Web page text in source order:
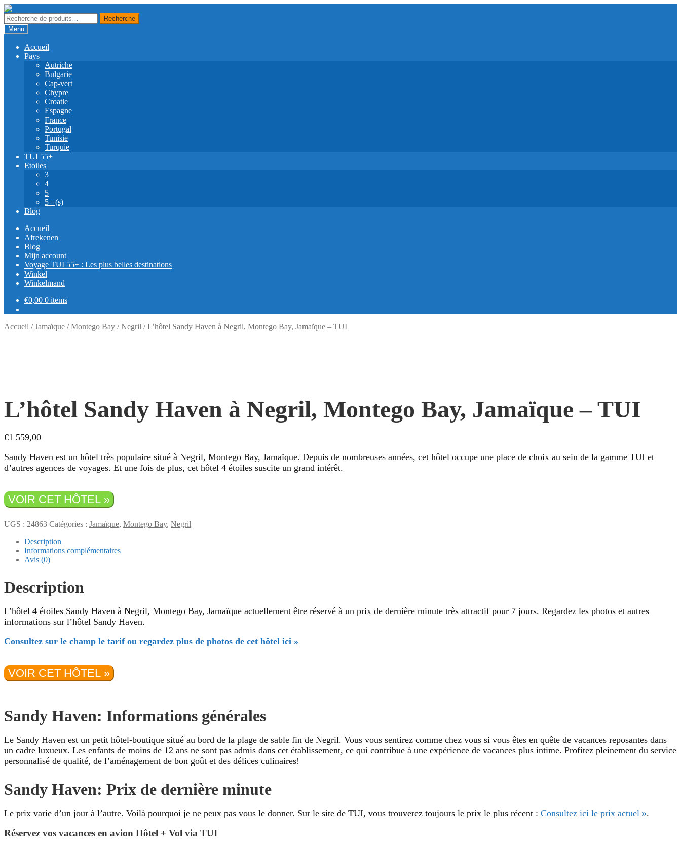
Skip
to
navigation
Skip
to
content
Recherche
pour :
Recherche
Menu
Accueil
Pays
Autriche
Bulgarie
Cap-vert
Chypre
Croatie
Espagne
France
Portugal
Tunisie
Turquie
TUI 55+
Etoiles
3
4
5
5+ (s)
Blog
Accueil
Afrekenen
Blog
Mijn account
Voyage TUI 55+ : Les plus belles destinations
Winkel
Winkelmand
€0,00 0 items
Accueil /Jamaïque /Montego Bay /Negril /L’hôtel Sandy Haven à Negril, Montego Bay, Jamaïque – TUI
L’hôtel Sandy Haven à Negril, Montego Bay, Jamaïque – TUI
€1 559,00
Sandy Haven est un hôtel très populaire situé à Negril, Montego Bay, Jamaïque. Depuis de nombreuses années, cet hôtel occupe une place de choix au sein de la gamme TUI et
d’autres agences de voyages. Et une fois de plus, cet hôtel 4 étoiles suscite un grand intérêt.
VOIR CET HÔTEL »
UGS : 24863 Catégories : Jamaïque, Montego Bay, Negril
Description
Informations complémentaires
Avis (0)
Description
L’hôtel 4 étoiles Sandy Haven à Negril, Montego Bay, Jamaïque actuellement être réservé à un prix de dernière minute très attractif pour 7 jours. Regardez les photos et autres
informations sur l’hôtel Sandy Haven.
Consultez sur le champ le tarif ou regardez plus de photos de cet hôtel ici »
VOIR CET HÔTEL »
Sandy Haven: Informations générales
Le Sandy Haven est un petit hôtel-boutique situé au bord de la plage de sable fin de Negril. Vous vous sentirez comme chez vous si vous êtes en quête de vacances reposantes dans
un cadre luxueux. Les enfants de moins de 12 ans ne sont pas admis dans cet établissement, ce qui contribue à une expérience de vacances plus intime. Profitez pleinement du service
personnalisé de qualité, de l’aménagement de bon goût et des délices culinaires!
Sandy Haven: Prix de dernière minute
Le prix varie d’un jour à l’autre. Voilà pourquoi je ne peux pas vous le donner. Sur le site de TUI, vous trouverez toujours le prix le plus récent : Consultez ici le prix actuel ».
Réservez vos vacances en avion Hôtel + Vol via TUI